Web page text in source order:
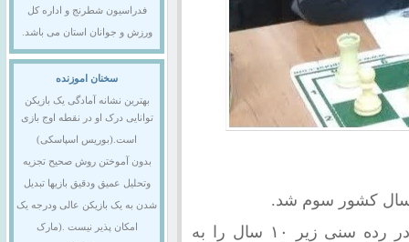
کسب مدال برنز مسابقات قهرمانی کشور در رده سنی زیر ۱۰ سال را به
فدراسیون شطرنج و اداره کل
ورزش و جوانان استان می باشد.
سخنان اموزنده
بهترین نشانه آمادگی یک بازیکن
توانایی درک او در نقطه اوج بازی
است.(بوریس اسپاسکی)
بدون آموختن روش صحیح تجزیه
وتحلیل عمیق ودقیق بازیها تبدیل
شدن به یک بازیکن عالی ودرجه یک
امکان پذیر نیست .(مارک